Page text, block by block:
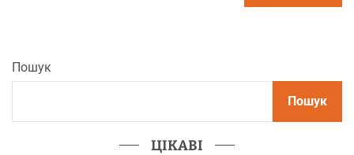
Пошук
Пошук
ЦІКАВІ